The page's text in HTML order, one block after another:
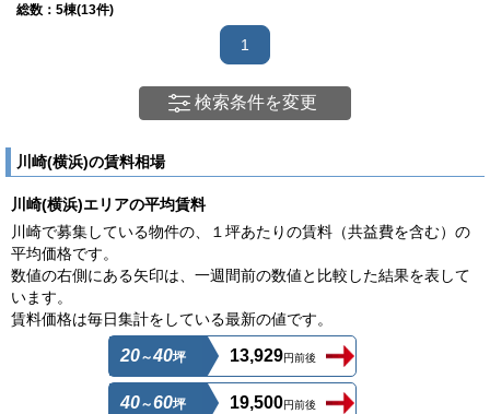
総数： 5棟(13件)
1
検索条件を変更
川崎(横浜)の賃料相場
川崎(横浜)エリアの平均賃料
川崎で募集している物件の、１坪あたりの賃料（共益費を含む）の
平均価格です。
数値の右側にある矢印は、一週間前の数値と比較した結果を表して
います。
賃料価格は毎日集計をしている最新の値です。
20～40坪 13,929円前後
40～60坪 19,500円前後